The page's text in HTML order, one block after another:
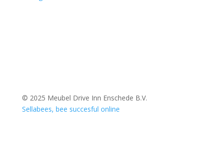
© 2025 Meubel Drive Inn Enschede B.V.
Sellabees, bee succesful online